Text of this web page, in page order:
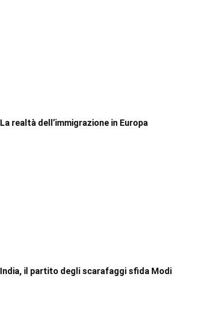
La realtà dell’immigrazione in Europa
India, il partito degli scarafaggi sfida Modi